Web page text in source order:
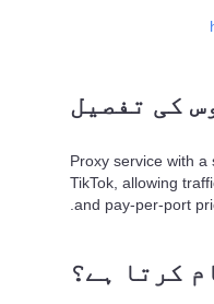
کی تفصیل
Proxy service with
TikTok, allowing
and pay-per-port
کرتا ہے؟